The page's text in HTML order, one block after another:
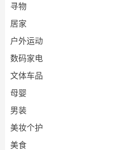
寻物
居家
户外运动
数码家电
文体车品
母婴
男装
美妆个护
美食